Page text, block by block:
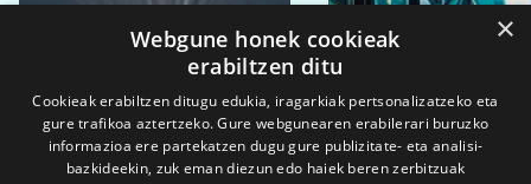
×
Webgune honek cookieak
erabiltzen ditu
Cookieak erabiltzen ditugu edukia, iragarkiak pertsonalizatzeko eta
gure trafikoa aztertzeko. Gure webgunearen erabilerari buruzko
informazioa ere partekatzen dugu gure publizitate- eta analisi-
bazkideekin, zuk eman diezun edo haiek beren zerbitzuak